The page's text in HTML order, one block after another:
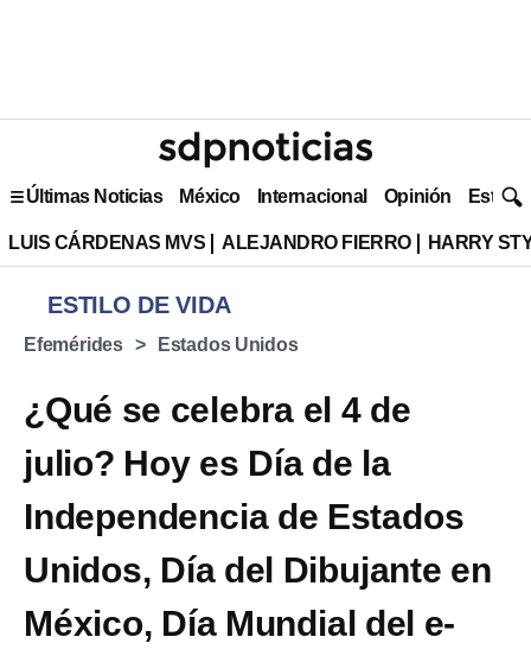
Últimas Noticias México Internacional Opinión Estilo
LUIS CÁRDENAS MVS ALEJANDRO FIERRO HARRY
ESTILO DE VIDA
Efemérides Estados Unidos
¿Qué se celebra el 4 de
julio? Hoy es Día de la
Independencia de Estados
Unidos, Día del Dibujante en
México, Día Mundial del e-